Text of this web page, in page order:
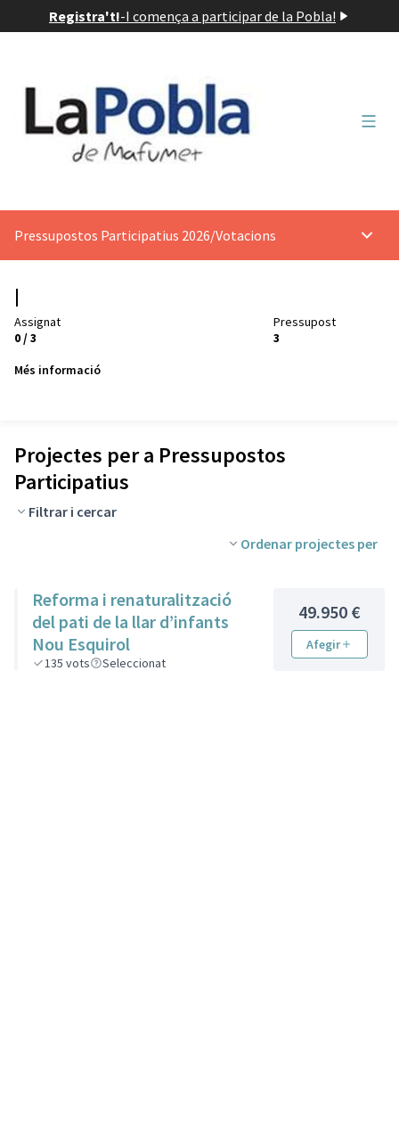
Registra't!-I comença a participar de la Pobla!
Pressupostos Participatius 2026/Votacions
Assignat
0 / 3
Pressupost
3
Més informació
Projectes per a Pressupostos
Participatius
Filtrar i cercar
Ordenar projectes per
Reforma i renaturalització
del pati de la llar d’infants
Nou Esquirol
135 vots Seleccionat
49.950 €
Afegir